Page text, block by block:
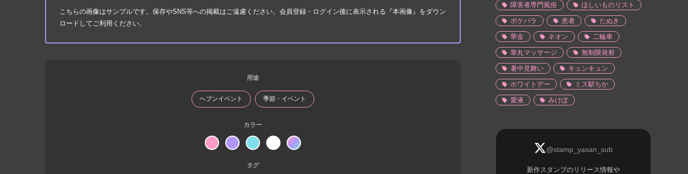
こちらの画像はサンプルです。保存やSNS等への掲載はご遠慮ください。会員登録・ログイン後に表示される『本画像』をダウン
ロードしてご利用ください。
用途
ヘブンイベント 季節・イベント
カラー
タグ
障害者専門風俗 ほしいものリスト
ポケパラ 患者 たぬき
華金 ネオン 二輪車
睾丸マッサージ 無制限発射
暑中見舞い キュンキュン
ホワイトデー ミス駅ちか
愛液 みけぽ
@stamp_yasan_sub
新作スタンプのリリース情報や